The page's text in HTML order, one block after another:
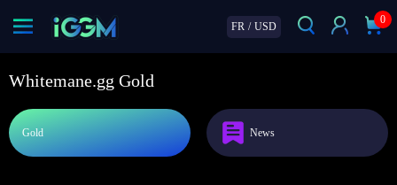
FR / USD
0
Whitemane.gg Gold
Gold News